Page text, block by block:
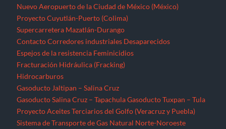
Nuevo Aeropuerto de la Ciudad de México (México)
Proyecto Cuyutlán-Puerto (Colima)
Supercarretera Mazatlán-Durango
Contacto Corredores industriales Desaparecidos
Espejos de la resistencia Feminicidios
Fracturación Hidráulica (Fracking)
Hidrocarburos
Gasoducto Jaltipan – Salina Cruz
Gasoducto Salina Cruz – Tapachula Gasoducto Tuxpan – Tula
Proyecto Aceites Terciarios del Golfo (Veracruz y Puebla)
Sistema de Transporte de Gas Natural Norte-Noroeste